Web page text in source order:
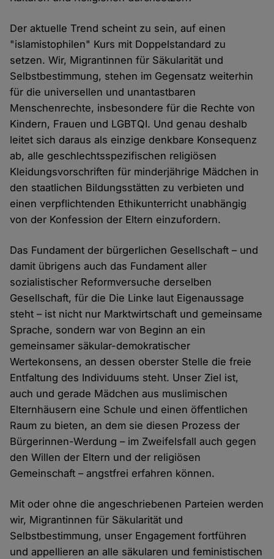
Der aktuelle Trend scheint zu sein, auf einen
"islamistophilen" Kurs mit Doppelstandard zu
setzen. Wir, Migrantinnen für Säkularität und
Selbstbestimmung, stehen im Gegensatz weiterhin
für die universellen und unantastbaren
Menschenrechte, insbesondere für die Rechte von
Kindern, Frauen und LGBTQI. Und genau deshalb
leitet sich daraus als einzige denkbare Konsequenz
ab, alle geschlechtsspezifischen religiösen
Kleidungsvorschriften für minderjährige Mädchen in
den staatlichen Bildungsstätten zu verbieten und
einen verpflichtenden Ethikunterricht unabhängig
von der Konfession der Eltern einzufordern.
Das Fundament der bürgerlichen Gesellschaft – und
damit übrigens auch das Fundament aller
sozialistischer Reformversuche derselben
Gesellschaft, für die Die Linke laut Eigenaussage
steht – ist nicht nur Marktwirtschaft und gemeinsame
Sprache, sondern war von Beginn an ein
gemeinsamer säkular-demokratischer
Wertekonsens, an dessen oberster Stelle die freie
Entfaltung des Individuums steht. Unser Ziel ist,
auch und gerade Mädchen aus muslimischen
Elternhäusern eine Schule und einen öffentlichen
Raum zu bieten, an dem sie diesen Prozess der
Bürgerinnen-Werdung – im Zweifelsfall auch gegen
den Willen der Eltern und der religiösen
Gemeinschaft – angstfrei erfahren können.
Mit oder ohne die angeschriebenen Parteien werden
wir, Migrantinnen für Säkularität und
Selbstbestimmung, unser Engagement fortführen
und appellieren an alle säkularen und feministischen